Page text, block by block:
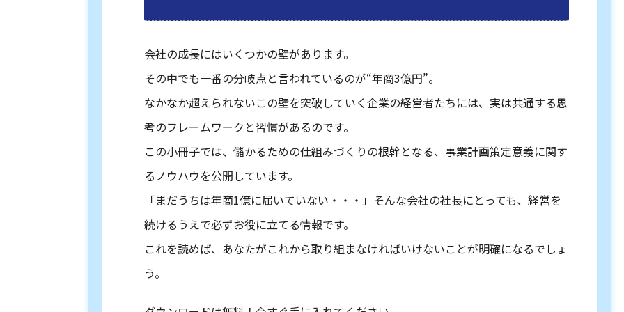
会社の成長にはいくつかの壁があります。
その中でも一番の分岐点と言われているのが“年商3億円”。
なかなか超えられないこの壁を突破していく企業の経営者たちには、実は共通する思
考のフレームワークと習慣があるのです。
この小冊子では、儲かるための仕組みづくりの根幹となる、事業計画策定意義に関す
るノウハウを公開しています。
「まだうちは年商1億に届いていない・・・」そんな会社の社長にとっても、経営を
続けるうえで必ずお役に立てる情報です。
これを読めば、あなたがこれから取り組まなければいけないことが明確になるでしょ
う。